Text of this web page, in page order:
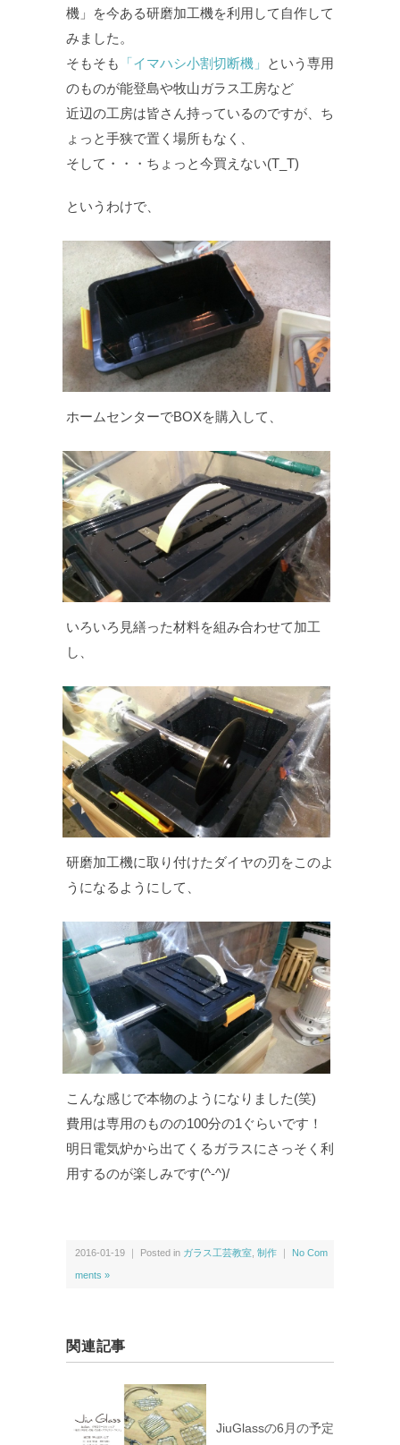
機」を今ある研磨加工機を利用して自作して
みました。
そもそも
「イマハシ小割切断機」
という専用
のものが能登島や牧山ガラス工房など
近辺の工房は皆さん持っているのですが、ち
ょっと手狭で置く場所もなく、
そして・・・ちょっと今買えない(T_T)
というわけで、
ホームセンターでBOXを購入して、
いろいろ見繕った材料を組み合わせて加工
し、
研磨加工機に取り付けたダイヤの刃をこのよ
うになるようにして、
こんな感じで本物のようになりました(笑)
費用は専用のものの100分の1ぐらいです！
明日電気炉から出てくるガラスにさっそく利
用するのが楽しみです(^-^)/
2016-01-19 ｜ Posted in ガラス工芸教室 制作 ｜ No Com
ments »
関連記事
JiuGlassの6月の予定